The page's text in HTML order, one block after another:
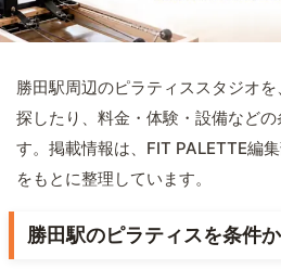
勝田駅周辺のピラティススタジオ
探したり、料金・体験・設備など
す。掲載情報は、FIT PALETTE編
をもとに整理しています。
勝田駅のピラティスを条件